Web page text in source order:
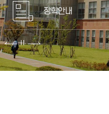
장학안내